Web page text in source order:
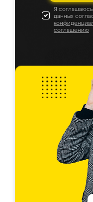
Я
данных
соглашению